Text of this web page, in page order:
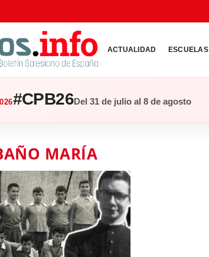
ACTUALIDAD ESCUELAS
#CPB26Del 31 de julio al 8 de agosto
MARÍA